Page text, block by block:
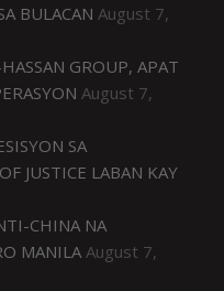
BULACAN August 7,
GROUP, APAT
August 7,
SA
JUSTICE LABAN KAY
CHINA NA
MANILA August 7,